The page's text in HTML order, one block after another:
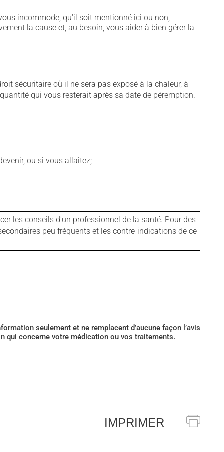
incommode, qu'il soit mentionné ici ou non,
la cause et, au besoin, vous aider à bien gérer la
sécuritaire où il ne sera pas exposé à la chaleur, à
qui vous resterait après sa date de péremption.
ou si vous allaitez;
les conseils d'un professionnel de la santé. Pour des
peu fréquents et les contre-indications de ce
seulement et ne remplacent d’aucune façon l’avis
qui concerne votre médication ou vos traitements.
IMPRIMER